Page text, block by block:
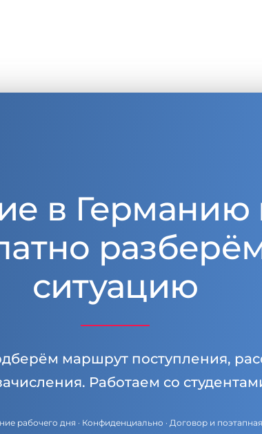
в
ситуацию
маршрут поступления,
Работаем со
рабочего дня · Конфиденциально · Договор и